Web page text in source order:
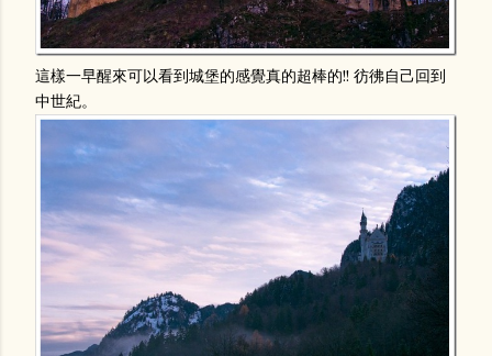
這樣一早醒來可以看到城堡的感覺真的超棒的!! 彷彿自己回到
中世紀。